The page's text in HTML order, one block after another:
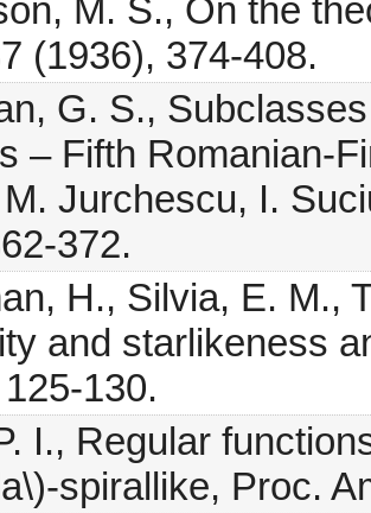
M. S., On the
(1936), 374-408.
G. S.,
– Fifth Romanian-
Jurchescu, I.
372.
H., Silvia, E. M.,
and starlikeness
130.
I., Regular
spirallike, Proc.